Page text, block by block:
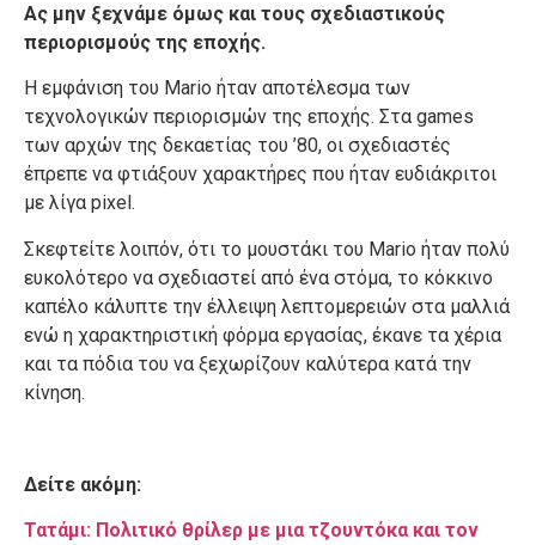
Ας μην ξεχνάμε όμως και τους σχεδιαστικούς
περιορισμούς της εποχής.
Η εμφάνιση του Mario ήταν αποτέλεσμα των
τεχνολογικών περιορισμών της εποχής. Στα games
των αρχών της δεκαετίας του ’80, οι σχεδιαστές
έπρεπε να φτιάξουν χαρακτήρες που ήταν ευδιάκριτοι
με λίγα pixel.
Σκεφτείτε λοιπόν, ότι το μουστάκι του Mario ήταν πολύ
ευκολότερο να σχεδιαστεί από ένα στόμα, το κόκκινο
καπέλο κάλυπτε την έλλειψη λεπτομερειών στα μαλλιά
ενώ η χαρακτηριστική φόρμα εργασίας, έκανε τα χέρια
και τα πόδια του να ξεχωρίζουν καλύτερα κατά την
κίνηση.
Δείτε ακόμη:
Τατάμι: Πολιτικό θρίλερ με μια τζουντόκα και τον